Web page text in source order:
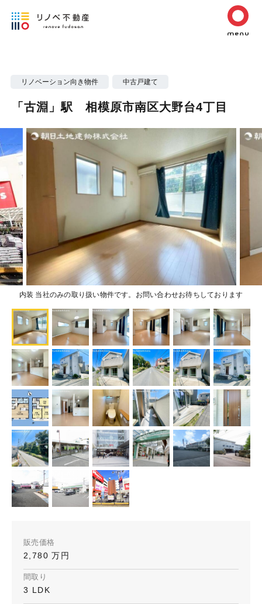
リノベーション向き物件 中古戸建て
「古淵」駅 相模原市南区大野台4丁目
内装 当社のみの取り扱い物件です。お問い合わせお待ちしております
販売価格
2,780 万円
間取り
3 LDK